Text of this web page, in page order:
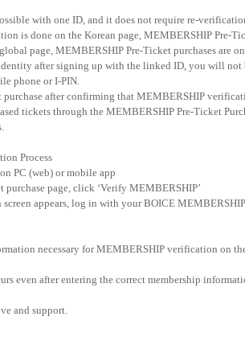
with one ID, and it does not require re-
is done on the Korean page, MEMBERSHIP Pre-
page, MEMBERSHIP Pre-Ticket purchases are
after signing up with the linked ID, you will not
phone or I-PIN.
purchase after confirming that MEMBERSHIP
tickets through the MEMBERSHIP Pre-Ticket
Process
PC (web) or mobile app
purchase page, click ‘Verify MEMBERSHIP’
screen appears, log in with your BOICE
necessary for MEMBERSHIP verification on
even after entering the correct membership
and support.